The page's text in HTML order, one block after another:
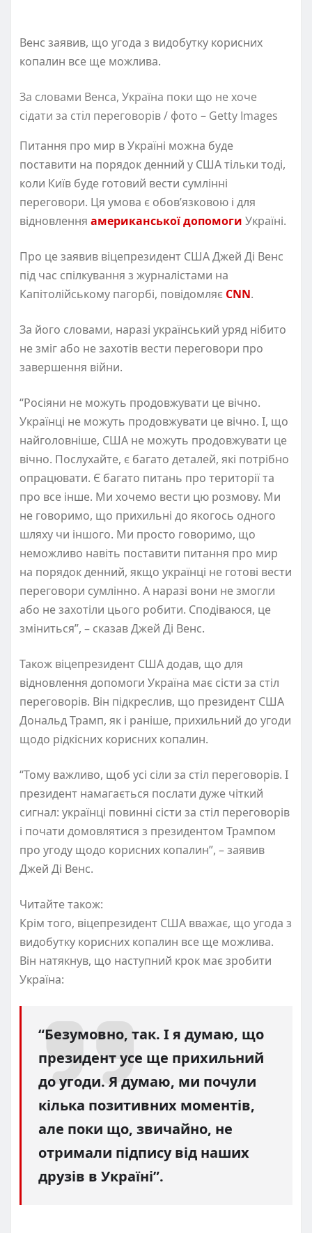
Венс заявив, що угода з видобутку корисних
копалин все ще можлива.
За словами Венса, Україна поки що не хоче
сідати за стіл переговорів / фото – Getty Images
Питання про мир в Україні можна буде
поставити на порядок денний у США тільки тоді,
коли Київ буде готовий вести сумлінні
переговори. Ця умова є обов’язковою і для
відновлення американської допомоги Україні.
Про це заявив віцепрезидент США Джей Ді Венс
під час спілкування з журналістами на
Капітолійському пагорбі, повідомляє CNN.
За його словами, наразі український уряд нібито
не зміг або не захотів вести переговори про
завершення війни.
“Росіяни не можуть продовжувати це вічно.
Українці не можуть продовжувати це вічно. І, що
найголовніше, США не можуть продовжувати це
вічно. Послухайте, є багато деталей, які потрібно
опрацювати. Є багато питань про території та
про все інше. Ми хочемо вести цю розмову. Ми
не говоримо, що прихильні до якогось одного
шляху чи іншого. Ми просто говоримо, що
неможливо навіть поставити питання про мир
на порядок денний, якщо українці не готові вести
переговори сумлінно. А наразі вони не змогли
або не захотіли цього робити. Сподіваюся, це
зміниться”, – сказав Джей Ді Венс.
Також віцепрезидент США додав, що для
відновлення допомоги Україна має сісти за стіл
переговорів. Він підкреслив, що президент США
Дональд Трамп, як і раніше, прихильний до угоди
щодо рідкісних корисних копалин.
“Тому важливо, щоб усі сіли за стіл переговорів. І
президент намагається послати дуже чіткий
сигнал: українці повинні сісти за стіл переговорів
і почати домовлятися з президентом Трампом
про угоду щодо корисних копалин”, – заявив
Джей Ді Венс.
Читайте також:
Крім того, віцепрезидент США вважає, що угода з
видобутку корисних копалин все ще можлива.
Він натякнув, що наступний крок має зробити
Україна:
“Безумовно, так. І я думаю, що
президент усе ще прихильний
до угоди. Я думаю, ми почули
кілька позитивних моментів,
але поки що, звичайно, не
отримали підпису від наших
друзів в Україні”.